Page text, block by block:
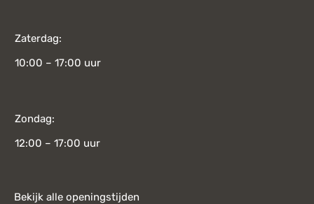
Zaterdag:
10:00 – 17:00 uur
Zondag:
12:00 – 17:00 uur
Bekijk alle openingstijden